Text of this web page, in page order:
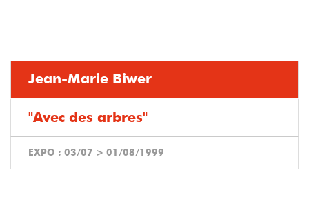
Jean-Marie Biwer
"Avec des arbres"
EXPO : 03/07 > 01/08/1999